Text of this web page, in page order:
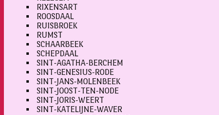
RIXENSART
ROOSDAAL
RUISBROEK
RUMST
SCHAARBEEK
SCHEPDAAL
SINT-AGATHA-BERCHEM
SINT-GENESIUS-RODE
SINT-JANS-MOLENBEEK
SINT-JOOST-TEN-NODE
SINT-JORIS-WEERT
SINT-KATELIJNE-WAVER